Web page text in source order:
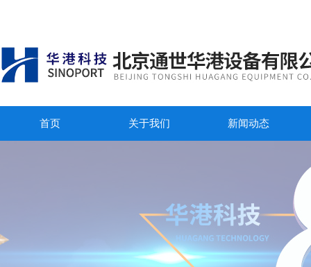
首页 关于我们 新闻动态